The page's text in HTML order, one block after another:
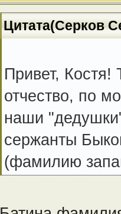
Цитата(Серков
Привет, Костя!
отчество, по
наши
сержанты
(фамилию